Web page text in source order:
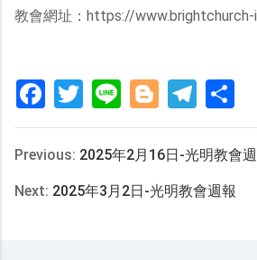
教會網址：https://
FacebookTwitter Line Blogger Telegram
Previous: 2025年2月16日-光明教會
Next: 2025年3月2日-光明教會週報